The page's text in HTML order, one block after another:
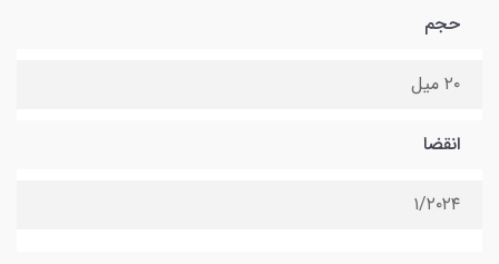
حجم
۲۰ میل
انقضا
۱/۲۰۲۴